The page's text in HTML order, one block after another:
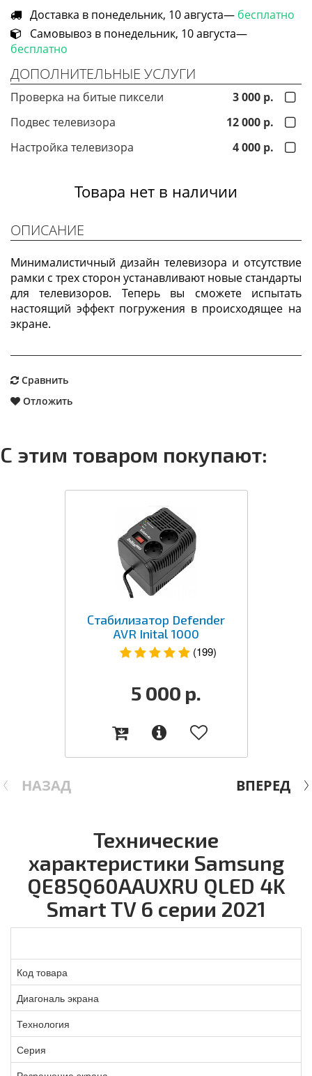
Доставка в понедельник, 10 августа— бесплатно
Самовывоз в понедельник, 10 августа—
бесплатно
ДОПОЛНИТЕЛЬНЫЕ УСЛУГИ
Проверка на битые пиксели
3 000 р.
Подвес телевизора
12 000 р.
Настройка телевизора
4 000 р.
Товара нет в наличии
ОПИСАНИЕ
Минималистичный дизайн телевизора и отсутствие
рамки с трех сторон устанавливают новые стандарты
для телевизоров. Теперь вы сможете испытать
настоящий эффект погружения в происходящее на
экране.
Сравнить
Отложить
С этим товаром покупают:
НАЗАД
Стабилизатор Defender
AVR Inital 1000
(199)
5 000 р.
ВПЕРЕД
Технические
характеристики Samsung
QE85Q60AAUXRU QLED 4K
Smart TV 6 серии 2021
Код товара
Диагональ экрана
Технология
Серия